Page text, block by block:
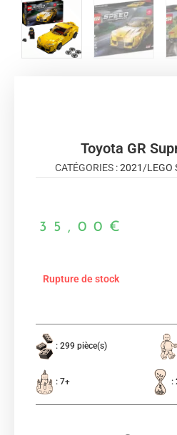
Toyota GR
CATÉGORIES :2021 /LEGO
35,00 €
Rupture de stock
: 299 pièce(s)
: 7+ :